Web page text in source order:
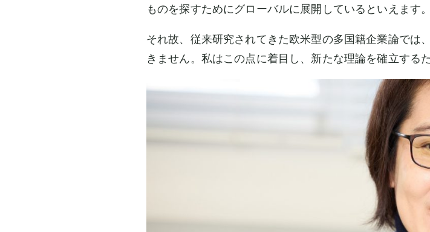
ものを探すためにグローバルに展開しているといえます。
それ故、従来研究されてきた欧米型の多国籍企業論では
きません。私はこの点に着目し、新たな理論を確立する